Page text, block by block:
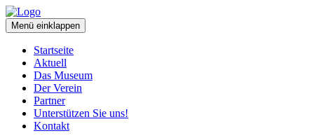
Menü einklappen
Startseite
Aktuell
Das Museum
Der Verein
Partner
Unterstützen Sie uns!
Kontakt